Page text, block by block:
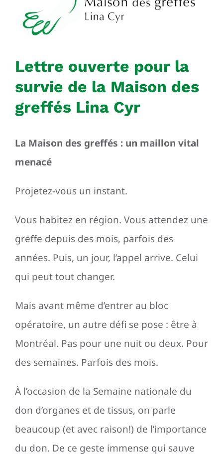
Lettre ouverte pour la
survie de la Maison des
greffés Lina Cyr
La Maison des greffés : un maillon vital
menacé
Projetez-vous un instant.
Vous habitez en région. Vous attendez une
greffe depuis des mois, parfois des
années. Puis, un jour, l’appel arrive. Celui
qui peut tout changer.
Mais avant même d’entrer au bloc
opératoire, un autre défi se pose : être à
Montréal. Pas pour une nuit ou deux. Pour
des semaines. Parfois des mois.
À l’occasion de la Semaine nationale du
don d’organes et de tissus, on parle
beaucoup (et avec raison!) de l’importance
du don. De ce geste immense qui sauve